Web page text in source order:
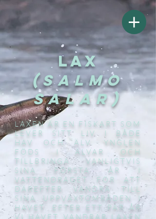
Lax
(SALMO
SALAR)
LAXEN ÄR EN FISKART SOM
LEVER SITT LIV I BÅDE
HAV OCH ÄLV. YNGLEN
FÖDS I ÄLVAR OCH
TILLBRINGA VANLIGTVIS
SINA FÖRSTA ÅR I
VATTENDRAGET FÖR ATT
DÄREFTER VANDRA TILL
SINA UPPVÄXTOMRÅDEN I
HAVET. EFTER ETT PAR ÅR
VI HAVET VANDRAR LAXEN